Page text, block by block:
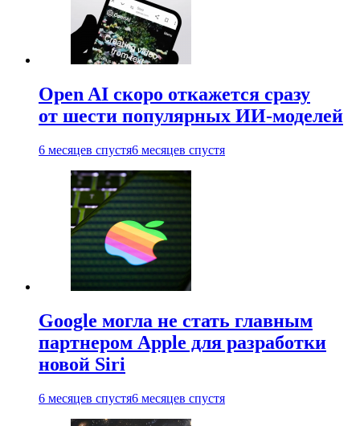
Open AI скоро откажется сразу
от шести популярных ИИ-моделей
6 месяцев спустя6 месяцев спустя
Google могла не стать главным
партнером Apple для разработки
новой Siri
6 месяцев спустя6 месяцев спустя